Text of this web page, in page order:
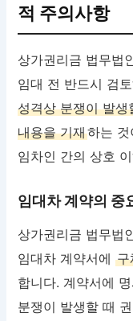
적 주의사항
상가권리금 법무법
임대 전 반드시 검
성격상 분쟁이 발
내용을 기재하는
임차인 간의 상호
임대차 계약의 중
상가권리금 법무법
임대차 계약서에구
합니다. 계약서에
분쟁이 발생할 때